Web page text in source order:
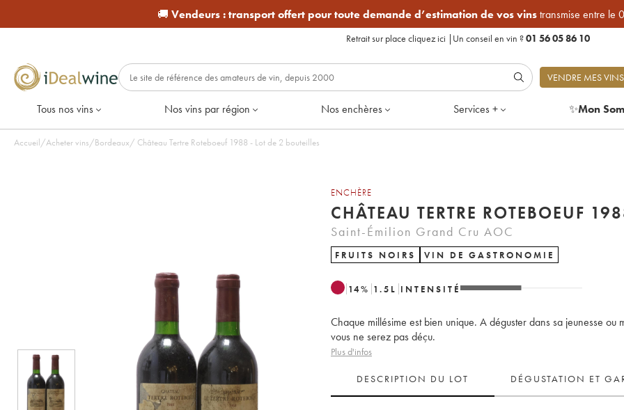
🚚 Vendeurs :transport offert pour toute demande d’estimation de vos vinstransmise entre le
Retrait sur place cliquez ici | Un conseil en vin ?01 56 05 86 10
VENDRE MES VINS
Tous nos vins Nos vins par région Nos enchères Services + ✨Mon
Accueil/Acheter vins/Bordeaux/ Château Tertre Roteboeuf 1988 - Lot de 2 bouteilles
ENCHÈRE
CHÂTEAU TERTRE
Saint-Émilion Grand Cru AOC
FRUITS NOIRS VIN DE GASTRONOMIE
14% 1.5 L INTENSITÉ
Chaque millésime est bien unique. A déguster dans sa jeunesse ou
vous ne serez pas déçu.
Plus d'infos
DESCRIPTION DU LOT DÉGUSTATION ET